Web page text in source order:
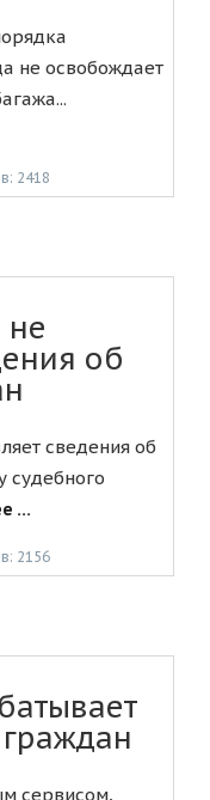
не освобождает
2418
не
об
сведения об
судебного
...
2156
сервисом,